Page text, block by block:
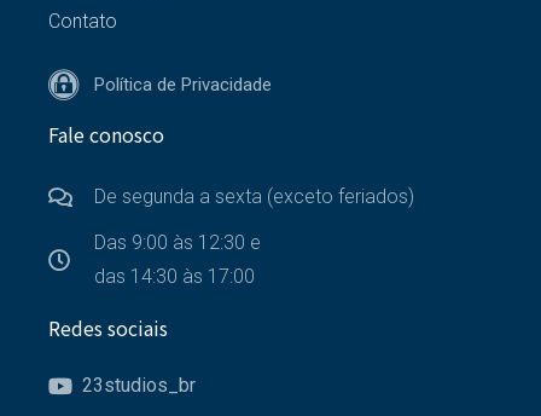
Contato
Política de Privacidade
Fale conosco
De segunda a sexta (exceto feriados)
Das 9:00 às 12:30 e
das 14:30 às 17:00
Redes sociais
23studios_br